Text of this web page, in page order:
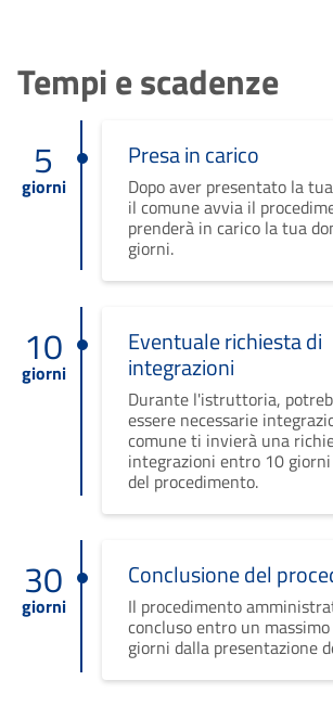
Tempi e scadenze
5
giorni
Presa in carico
Dopo aver presentato la
il comune avvia il
prenderà in carico la tua
giorni.
10
giorni
Eventuale richiesta di
integrazioni
Durante l'istruttoria,
essere necessarie
comune ti invierà una
integrazioni entro 10
del procedimento.
30
giorni
Conclusione del
Il procedimento
concluso entro un
giorni dalla presentazione